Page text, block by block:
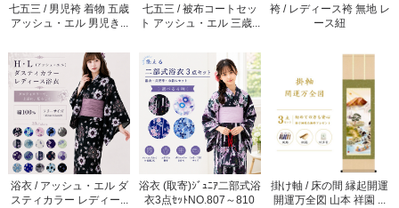
七五三 / 男児袴 着物 五歳
アッシュ・エル 男児き...
七五三 / 被布コートセッ
ト アッシュ・エル 三歳...
袴 / レディース袴 無地 レ
ース紐
浴衣 / アッシュ・エル ダ
スティカラー レディー...
浴衣 (取寄)ｼﾞｭﾆｱ二部式浴
衣3点ｾｯﾄNO.807～810
掛け軸 / 床の間 縁起開運
開運万全図 山本 祥園 ...